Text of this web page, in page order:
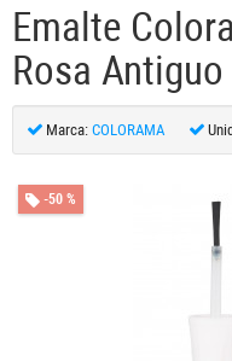
Emalte
Rosa Antiguo
Marca: COLORAMA
-50 %